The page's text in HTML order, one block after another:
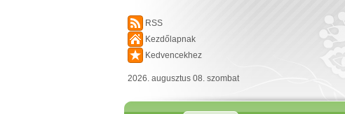
RSS
Kezdőlapnak
Kedvencekhez
2026. augusztus 08. szombat